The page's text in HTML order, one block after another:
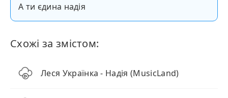
А ти єдина надія
Схожі за змістом:
Леся Українка - Надія (MusicLand)